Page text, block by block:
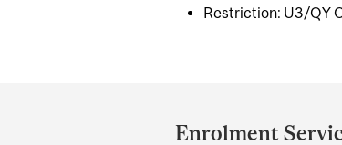
Restriction: U3/QY
and
Enrolment